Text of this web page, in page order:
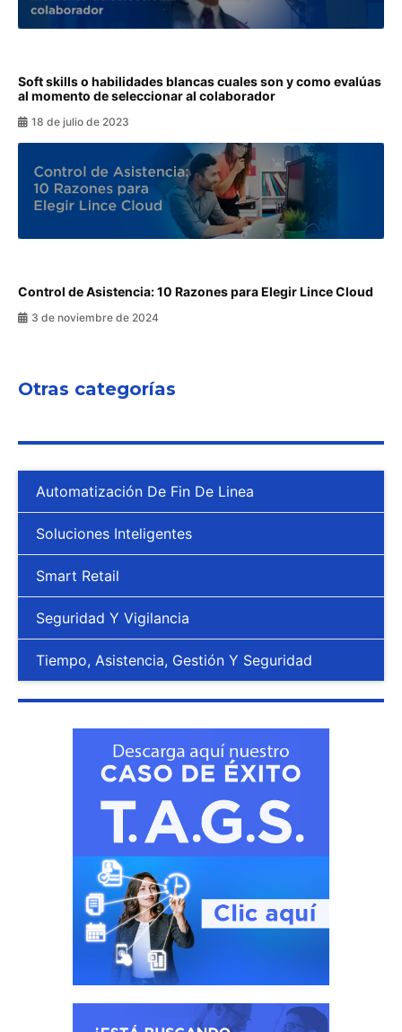
Soft skills o habilidades blancas cuales son y como evalúas
al momento de seleccionar al colaborador
18 de julio de 2023
Control de Asistencia: 10 Razones para Elegir Lince Cloud
3 de noviembre de 2024
Otras categorías
Automatización De Fin De Linea
Soluciones Inteligentes
Smart Retail
Seguridad Y Vigilancia
Tiempo, Asistencia, Gestión Y Seguridad